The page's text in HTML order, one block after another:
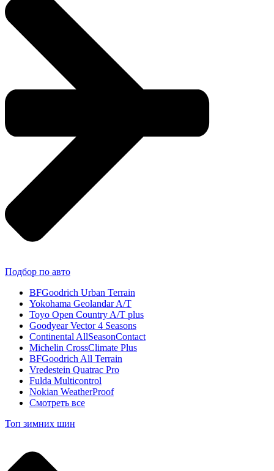
Подбор по авто
BFGoodrich Urban Terrain
Yokohama Geolandar A/T
Toyo Open Country A/T plus
Goodyear Vector 4 Seasons
Continental AllSeasonContact
Michelin CrossClimate Plus
BFGoodrich All Terrain
Vredestein Quatrac Pro
Fulda Multicontrol
Nokian WeatherProof
Смотреть все
Топ зимних шин